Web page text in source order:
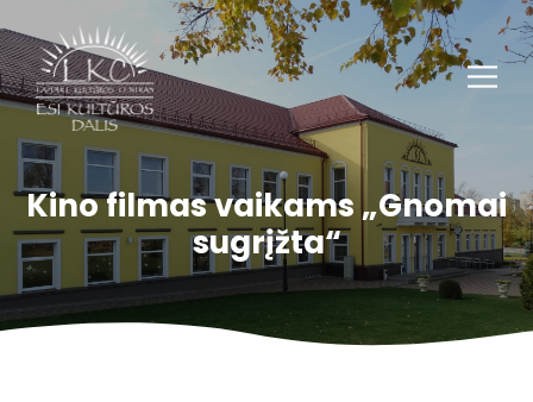
Kino filmas vaikams „Gnomai
sugrįžta“